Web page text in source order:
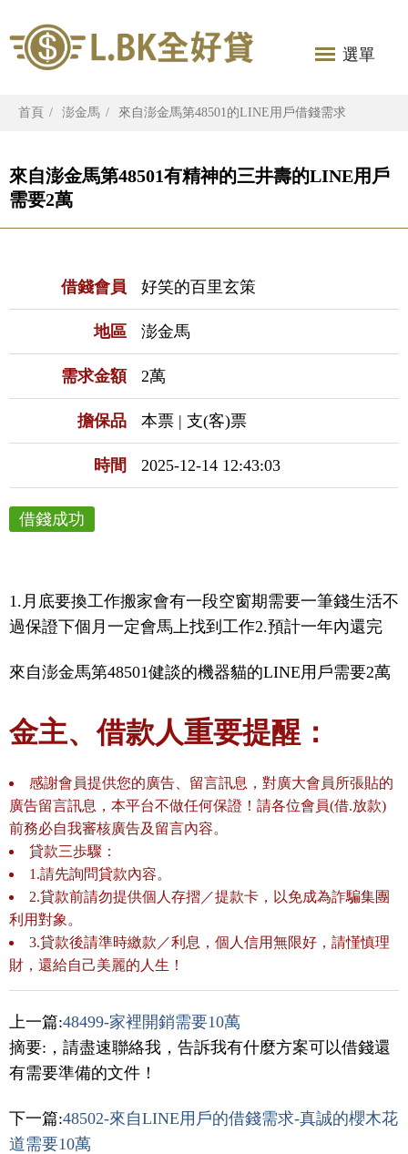
選單
首頁 澎金馬 來自澎金馬第48501的LINE用戶借錢需求
來自澎金馬第48501有精神的三井壽的LINE用戶
需要2萬
借錢會員 好笑的百里玄策
地區 澎金馬
需求金額 2萬
擔保品 本票 | 支(客)票
時間 2025-12-14 12:43:03
借錢成功
1.月底要換工作搬家會有一段空窗期需要一筆錢生活不
過保證下個月一定會馬上找到工作2.預計一年內還完
來自澎金馬第48501健談的機器貓的LINE用戶需要2萬
金主、借款人重要提醒：
感謝會員提供您的廣告、留言訊息，對廣大會員所張貼的
廣告留言訊息，本平台不做任何保證！請各位會員(借.放款)
前務必自我審核廣告及留言內容。
貸款三歩驟：
1.請先詢問貸款內容。
2.貸款前請勿提供個人存摺／提款卡，以免成為詐騙集團
利用對象。
3.貸款後請準時繳款／利息，個人信用無限好，請慬慎理
財，還給自己美麗的人生！
上一篇:48499-家裡開銷需要10萬
摘要:，請盡速聯絡我，告訴我有什麼方案可以借錢還
有需要準備的文件！
下一篇:48502-來自LINE用戶的借錢需求-真誠的櫻木花
道需要10萬